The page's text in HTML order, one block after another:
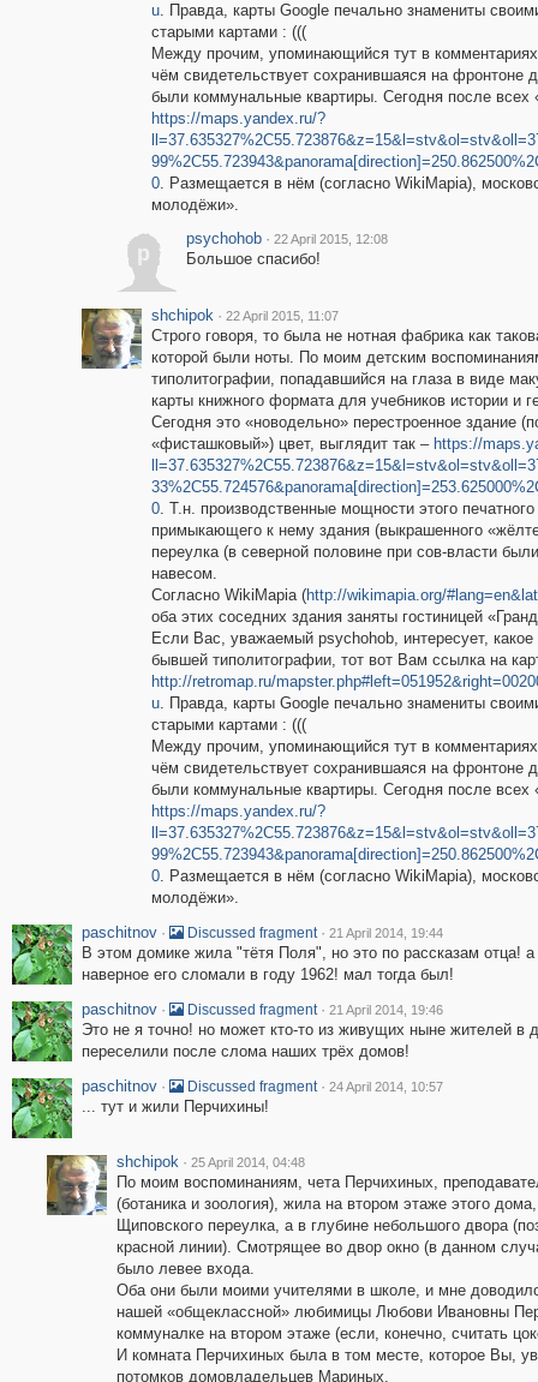
u. Правда, карты Google печально знамениты
старыми картами : (((
Между прочим, упоминающийся тут в
чём свидетельствует сохранившаяся на
были коммунальные квартиры. Сегодня после всех
https://maps.yandex.ru/?
0. Размещается в нём (согласно WikiMapia),
молодёжи».
p
psychohob · 22 April 2015, 12:08
Большое спасибо!
shchipok · 22 April 2015, 11:07
Строго говоря, то была не нотная фабрика как
которой были ноты. По моим детским
типолитографии, попадавшийся на глаза в виде
карты книжного формата для учебников истории и
Сегодня это «новодельно» перестроенное здание
«фисташковый») цвет, выглядит так – https://
0. Т.н. производственные мощности этого
примыкающего к нему здания (выкрашенного
переулка (в северной половине при сов-власти
навесом.
Согласно WikiMapia (http://wikimapia.org/
оба этих соседних здания заняты гостиницей
Если Вас, уважаемый psychohob, интересует, какое
бывшей типолитографии, тот вот Вам ссылка на
http://retromap.ru/
u. Правда, карты Google печально знамениты
старыми картами : (((
Между прочим, упоминающийся тут в
чём свидетельствует сохранившаяся на
были коммунальные квартиры. Сегодня после всех
https://maps.yandex.ru/?
0. Размещается в нём (согласно WikiMapia),
молодёжи».
paschitnov · Discussed fragment · 21 April 2014, 19:44
В этом домике жила "тётя Поля", но это по рассказам отца!
наверное его сломали в году 1962! мал тогда был!
paschitnov · Discussed fragment · 21 April 2014, 19:46
Это не я точно! но может кто-то из живущих ныне жителей
переселили после слома наших трёх домов!
paschitnov · Discussed fragment · 24 April 2014, 10:57
... тут и жили Перчихины!
shchipok · 25 April 2014, 04:48
По моим воспоминаниям, чета Перчихиных,
(ботаника и зоология), жила на втором этаже этого
Щиповского переулка, а в глубине небольшого двора
красной линии). Смотрящее во двор окно (в данном
было левее входа.
Оба они были моими учителями в школе, и мне
нашей «общеклассной» любимицы Любови Ивановны
коммуналке на втором этаже (если, конечно, считать
И комната Перчихиных была в том месте, которое Вы,
потомков домовладельцев Мариных.